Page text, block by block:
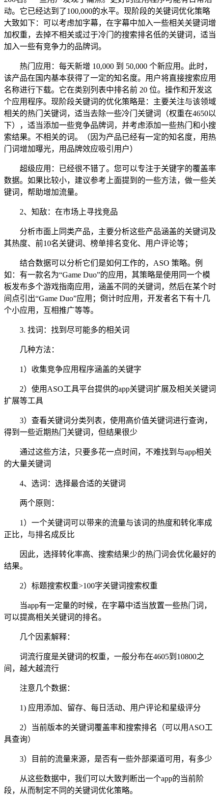
动。它已经达到了100,000的水平。现阶段的关键词优化策略
大致如下：可以考虑加字幕，在字幕中加入一些相关关键词增
加权重，去掉不相关或过于冷门的搜索排名低的关键词，适当
加入一些有竞争力的品牌词。
热门应用：每天新增 10,000 到 50,000 个新应用。此时，
该产品在国内基本获得了一定的知名度。用户将直接搜索应用
名称进行下载。它在类别列表中排名前 20 位。操作和开发这
个应用程序。现阶段关键词的优化策略是：主要关注与该领域
相关的热门关键词，适当去除一些冷门关键词（权重在4650以
下），适当添加一些竞争品牌词，并考虑添加一些热门和小搜
索结果。不相关的词。（因为产品已经有一定的知名度，用热
门词增加曝光，用品牌效应吸引用户）
超级应用：已经很不错了。您可以专注于关键字的覆盖率
数据。如果比较小，建议参考上面提到的一些方法，做一些关
键词，帮助增加流量。
2、知敌：在市场上寻找竞品
分析市面上同类产品，主要分析这些产品涵盖的关键词及
其热度、前10名关键词、榜单排名变化、用户评论等；
结合数据可以分析它们是如何工作的，ASO 策略。例
如：有一款名为“Game Duo”的应用，其策略是使用同一个模
板发布多个游戏指南应用，涵盖不同的关键词，然后在某个时
间点引出“Game Duo”应用；倒计时应用，开发者名下有十几
个小应用，互相推广等等。
3. 找词：找到尽可能多的相关词
几种方法：
1）收集竞争应用程序涵盖的关键字
2）使用ASO工具平台提供的app关键词扩展及相关关键词
扩展等工具
3）查看关键词分类列表，使用高价值关键词进行查询，
得到一些近期热门关键词，但结果很少
通过这些方法，只要多花一点时间，不难找到与app相关
的大量关键词
4、选词：选择最合适的关键词
两个原则：
1）一个关键词可以带来的流量与该词的热度和转化率成
正比，与排名成反比
因此，选择转化率高、搜索结果少的热门词会优化最好的
结果。
2）标题搜索权重>100字关键词搜索权重
当app有一定量的时候，在字幕中适当放置一些热门词，
可以提高相关关键词的排名。
几个因素解释：
词流行度是关键词的权重，一般分布在4605到10800之
间，越大越流行
注意几个数据：
1) 应用添加、留存、每日活动、用户评论和星级评分
2）当前版本的关键词覆盖率和搜索排名（可以用ASO工
具查询）
3）目前的流量来源，是否有一些外部渠道可用，有多少
从这些数据中，我们可以大致判断出一个app的当前阶
段，从而制定不同的关键词优化策略。